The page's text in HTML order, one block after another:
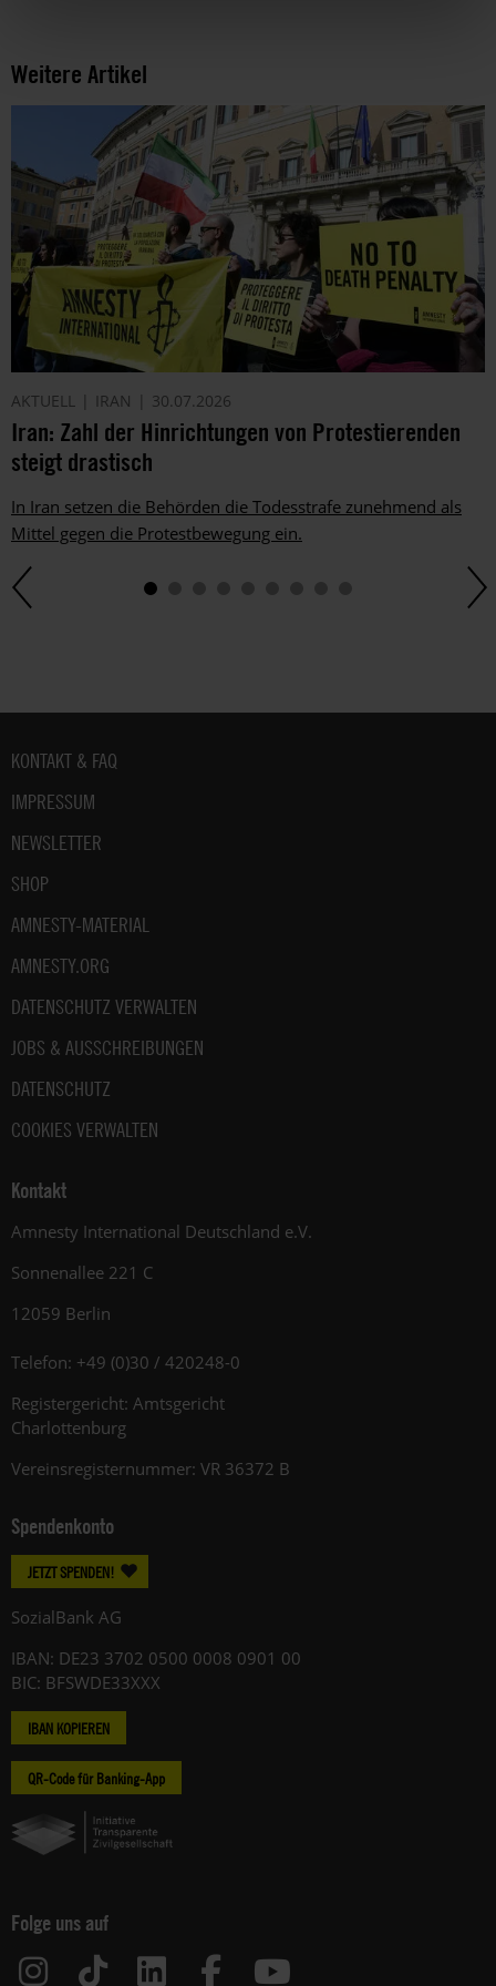
Weitere Artikel
AKTUELL IRAN 30.07.2026
Iran: Zahl der Hinrichtungen von Protestierenden
steigt drastisch
In Iran setzen die Behörden die Todesstrafe zunehmend als
Mittel gegen die Protestbewegung ein.
Fußbereich
KONTAKT & FAQ
IMPRESSUM
NEWSLETTER
SHOP
AMNESTY-MATERIAL
AMNESTY.ORG
DATENSCHUTZ VERWALTEN
JOBS & AUSSCHREIBUNGEN
DATENSCHUTZ
COOKIES VERWALTEN
Kontakt
Amnesty International Deutschland e.V.
Sonnenallee 221 C
12059 Berlin
Telefon: +49 (0)30 / 420248-0
Registergericht: Amtsgericht
Charlottenburg
Vereinsregisternummer: VR 36372 B
Spendenkonto
JETZT SPENDEN!
SozialBank AG
IBAN: DE23 3702 0500 0008 0901 00
BIC: BFSWDE33XXX
IBAN KOPIEREN
QR-Code für Banking-App
Folge uns auf